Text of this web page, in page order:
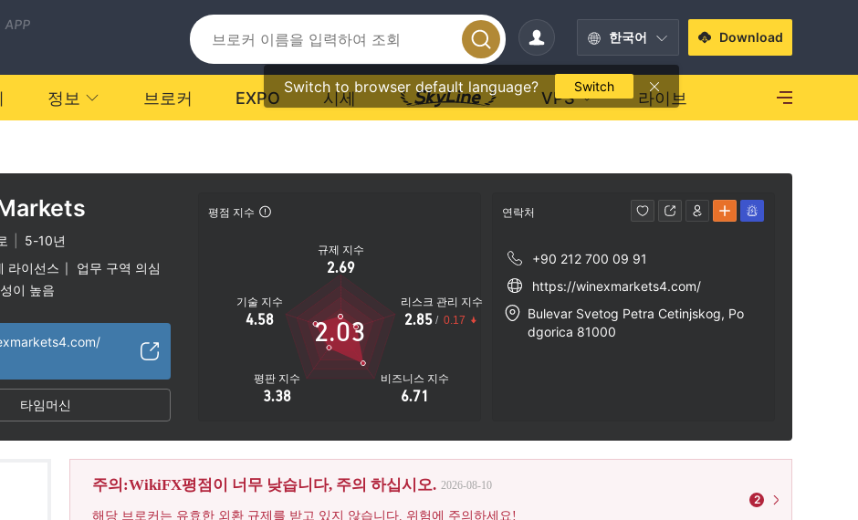
APP
한국어
Switch to browser default language? Switch
Download
정보 브로커 EXPO 시세 VPS 라이브
5-10년
라이선스
업무 구역 의심
이 높음
타임머신
평점 지수
규제 지수
2.69
기술 지수
4.58
평판 지수
3.38
비즈니스 지수
6.71
리스크 관리 지수
2.85 / 0.17
2.03
연락처
+90 212 700 09 91
https://winexmarkets4.com/
Bulevar Svetog Petra Cetinjskog, Po
dgorica 81000
주의:WikiFX평점이 너무 낮습니다, 주의 하십시오. 2026-08-10
해당 브로커는 유효한 외환 규제를 받고 있지 않습니다. 위험에 주의하세요!
2